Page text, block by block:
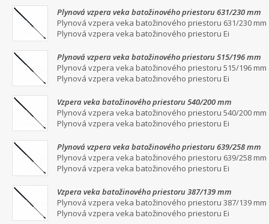
Plynová vzpera veka batožinového priestoru 631/230 mm
Plynová vzpera veka batožinového priestoru 631/230 mm
Plynová vzpera veka batožinového priestoru Ei
Plynová vzpera veka batožinového priestoru 515/196 mm
Plynová vzpera veka batožinového priestoru 515/196 mm
Plynová vzpera veka batožinového priestoru Ei
Vzpera veka batožinového priestoru 540/200 mm
Plynová vzpera veka batožinového priestoru 540/200 mm
Plynová vzpera veka batožinového priestoru Ei
Plynová vzpera veka batožinového priestoru 639/258 mm
Plynová vzpera veka batožinového priestoru 639/258 mm
Plynová vzpera veka batožinového priestoru Ei
Vzpera veka batožinového priestoru 387/139 mm
Plynová vzpera veka batožinového priestoru 387/139 mm
Plynová vzpera veka batožinového priestoru Ei